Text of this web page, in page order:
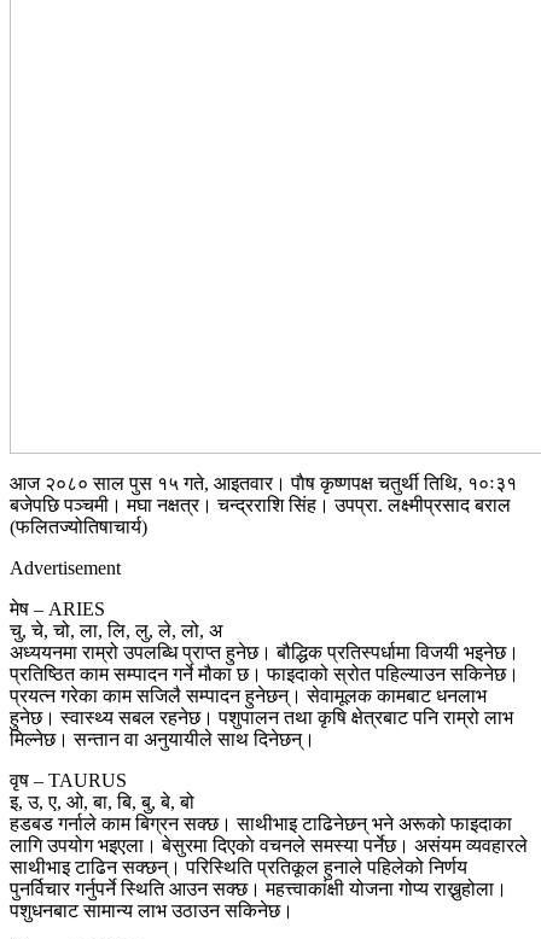
आज २०८० साल पुस १५ गते, आइतवार। पाैष कृष्णपक्ष चतुर्थी तिथि, १०ः३१
बजेपछि पञ्चमी। मघा नक्षत्र। चन्द्रराशि सिंह। उपप्रा. लक्ष्मीप्रसाद बराल
(फलितज्योतिषाचार्य)
Advertisement
मेष – ARIES
चु, चे, चो, ला, लि, लु, ले, लो, अ
अध्ययनमा राम्रो उपलब्धि प्राप्त हुनेछ। बौद्धिक प्रतिस्पर्धामा विजयी भइनेछ।
प्रतिष्ठित काम सम्पादन गर्ने मौका छ। फाइदाको स्रोत पहिल्याउन सकिनेछ।
प्रयत्न गरेका काम सजिलै सम्पादन हुनेछन्। सेवामूलक कामबाट धनलाभ
हुनेछ। स्वास्थ्य सबल रहनेछ। पशुपालन तथा कृषि क्षेत्रबाट पनि राम्रो लाभ
मिल्नेछ। सन्तान वा अनुयायीले साथ दिनेछन्।
वृष – TAURUS
इ, उ, ए, ओ, बा, बि, बु, बे, बो
हडबड गर्नाले काम बिग्रन सक्छ। साथीभाइ टाढिनेछन् भने अरूको फाइदाका
लागि उपयोग भइएला। बेसुरमा दिएकाे वचनले समस्या पर्नेछ। असंयम व्यवहारले
साथीभाइ टाढिन सक्छन्। परिस्थिति प्रतिकूल हुनाले पहिलेको निर्णय
पुनर्विचार गर्नुपर्ने स्थिति आउन सक्छ। महत्त्वाकांक्षी योजना गोप्य राख्नुहोला।
पशुधनबाट सामान्य लाभ उठाउन सकिनेछ।